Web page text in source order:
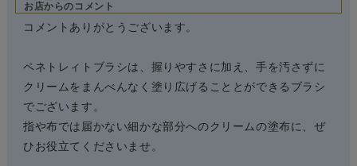
お店からのコメント
コメントありがとうございます。
ペネトレィトブラシは、握りやすさに加え、手を汚さずに
クリームをまんべんなく塗り広げることとができるブラシ
でございます。
指や布では届かない細かな部分へのクリームの塗布に、ぜ
ひお役立てくださいませ。